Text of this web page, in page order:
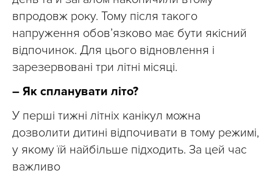
впродовж року. Тому після такого
напруження обов’язково має бути якісний
відпочинок. Для цього відновлення і
зарезервовані три літні місяці.
– Як спланувати літо?
У перші тижні літніх канікул можна
дозволити дитині відпочивати в тому режимі,
у якому їй найбільше підходить. За цей час
важливо